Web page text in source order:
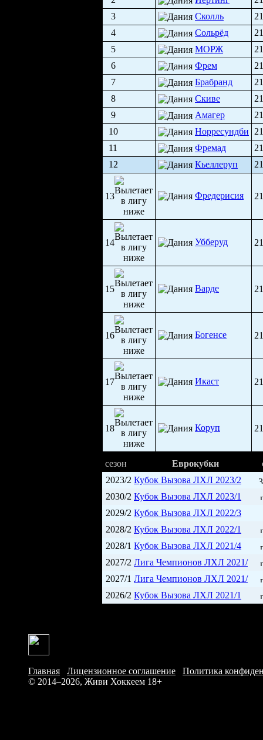
3
Сколль
21
4
Сольрёд
21
5
МОРЖ
21
6
Фрем
21
7
Брабранд
21
8
Скиве
21
9
Амагер
21
10
Норресундби
21
11
Фремад
21
12
Кьеллеруп 21
13 Фредерисия 21
14 Убберуд 21
15 Варде 21
16 Богенсе 21
17 Икаст 21
18 Коруп 21
сезон Еврокубки
2023/2 Кубок Вызова ЛХЛ 2023/2
2030/2 Кубок Вызова ЛХЛ 2023/1
2029/2 Кубок Вызова ЛХЛ 2022/3
2028/2 Кубок Вызова ЛХЛ 2022/1
2028/1 Кубок Вызова ЛХЛ 2021/4
2027/2 Лига Чемпионов ЛХЛ 2021/
2027/1 Лига Чемпионов ЛХЛ 2021/
2026/2 Кубок Вызова ЛХЛ 2021/1
Главная Лицензионное соглашение
Политика
© 2014–2026, Живи Хоккеем 18+